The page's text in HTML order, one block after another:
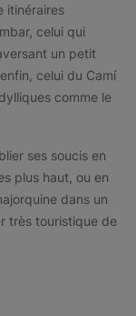
itinéraires
celui qui
un petit
celui du Camí
comme le
ses soucis en
plus haut, ou en
dans un
très touristique de